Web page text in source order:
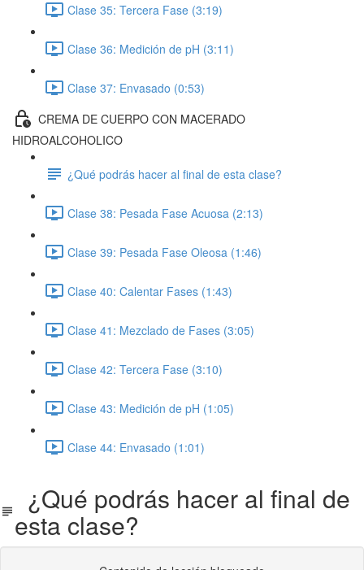
Clase 35: Tercera Fase (3:19)
Clase 36: Medición de pH (3:11)
Clase 37: Envasado (0:53)
CREMA DE CUERPO CON MACERADO
HIDROALCOHOLICO
¿Qué podrás hacer al final de esta clase?
Clase 38: Pesada Fase Acuosa (2:13)
Clase 39: Pesada Fase Oleosa (1:46)
Clase 40: Calentar Fases (1:43)
Clase 41: Mezclado de Fases (3:05)
Clase 42: Tercera Fase (3:10)
Clase 43: Medición de pH (1:05)
Clase 44: Envasado (1:01)
¿Qué podrás hacer al final de
esta clase?